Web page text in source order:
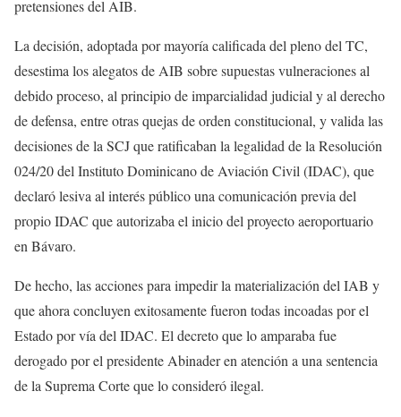
pretensiones del AIB.
La decisión, adoptada por mayoría calificada del pleno del TC,
desestima los alegatos de AIB sobre supuestas vulneraciones al
debido proceso, al principio de imparcialidad judicial y al derecho
de defensa, entre otras quejas de orden constitucional, y valida las
decisiones de la SCJ que ratificaban la legalidad de la Resolución
024/20 del Instituto Dominicano de Aviación Civil (IDAC), que
declaró lesiva al interés público una comunicación previa del
propio IDAC que autorizaba el inicio del proyecto aeroportuario
en Bávaro.
De hecho, las acciones para impedir la materialización del IAB y
que ahora concluyen exitosamente fueron todas incoadas por el
Estado por vía del IDAC. El decreto que lo amparaba fue
derogado por el presidente Abinader en atención a una sentencia
de la Suprema Corte que lo consideró ilegal.